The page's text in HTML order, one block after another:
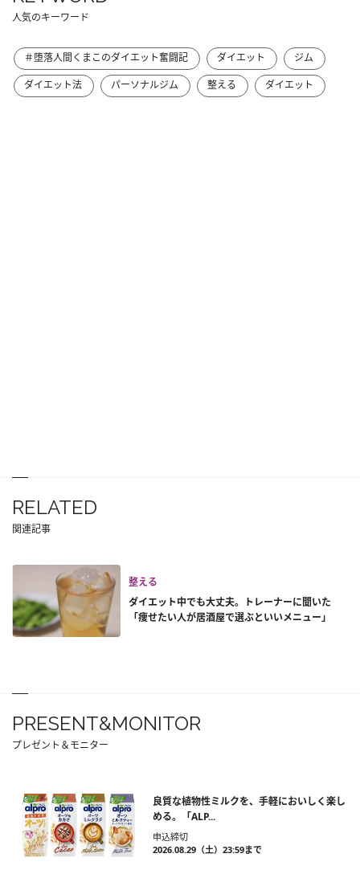
人気のキーワード
＃堕落人間くまこのダイエット奮闘記 ダイエット
ジム
ダイエット法
パーソナルジム 整える ダイエット
RELATED
関連記事
整える
ダイエット中でも大丈夫。トレーナーに聞いた
「痩せたい人が居酒屋で選ぶといいメニュー」
PRESENT&MONITOR
プレゼント＆モニター
良質な植物性ミルクを、手軽においしく楽し
める。「ALP...
申込締切
2026.08.29（土）23:59まで